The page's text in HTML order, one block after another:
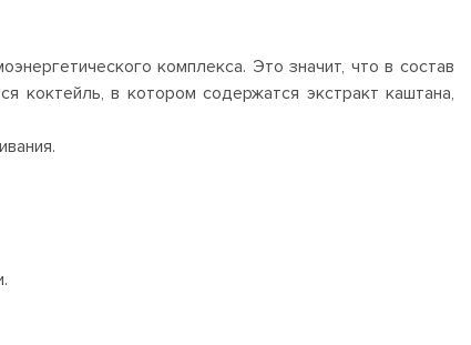
комплекса. Это значит, что в состав
коктейль, в котором содержатся экстракт каштана,